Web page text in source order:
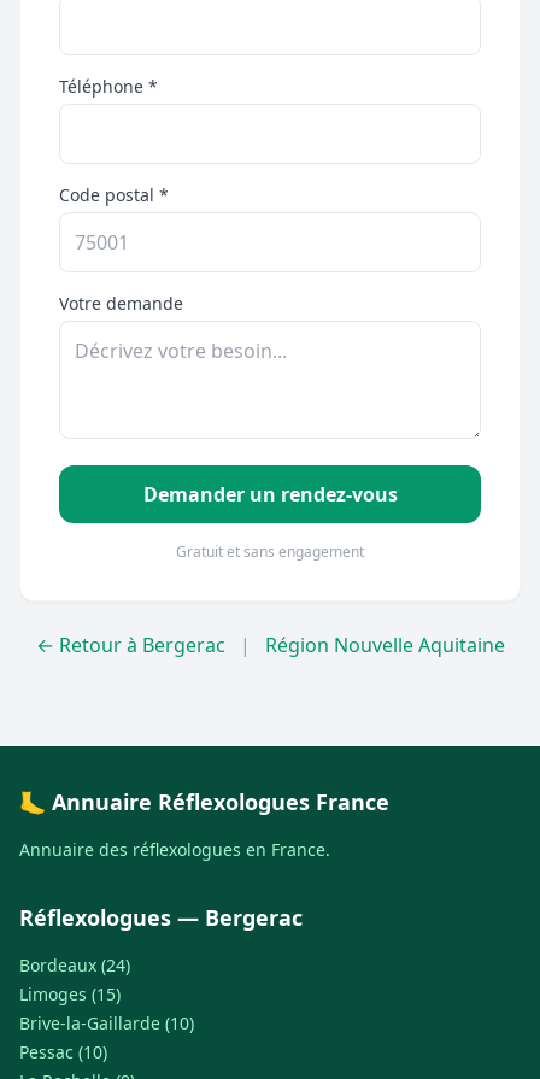
Téléphone *
Code postal *
Votre demande
Demander un rendez-vous
Gratuit et sans engagement
← Retour à Bergerac | Région Nouvelle Aquitaine
🦶 Annuaire Réflexologues France
Annuaire des réflexologues en France.
Réflexologues — Bergerac
Bordeaux (24)
Limoges (15)
Brive-la-Gaillarde (10)
Pessac (10)